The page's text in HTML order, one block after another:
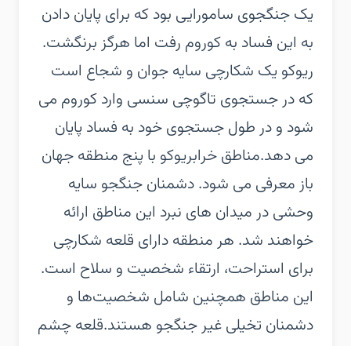
یک جنگجوی سامورایی بود که برای پایان دادن
به این فساد به کوروم رفت اما هرگز برنگشت.
ریوکو یک شکارچی سایه جوان و شجاع است
که در جستجوی تاگوچی سنسی وارد کوروم می
شود و در طول جستجوی خود به فساد پایان
می دهد.‏مناطق خراب‏ریوکو با پنج منطقه جهان
باز معرفی می شود. دشمنان جنگجو سایه
وحشی در میدان های نبرد این مناطق ارائه
خواهند شد. هر منطقه دارای قلعه شکارچی
برای استراحت، ارتقاء شخصیت و سلاح است.
این مناطق همچنین شامل شخصیت‌ها و
دشمنان تخیلی غیر جنگجو هستند.‏قلعه چشم